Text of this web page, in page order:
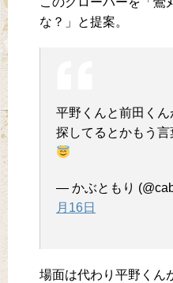
な？」と提案。
平野くんと前田く
探してるとかもう
— かぶともり
月16日
場面は代わり平野くん